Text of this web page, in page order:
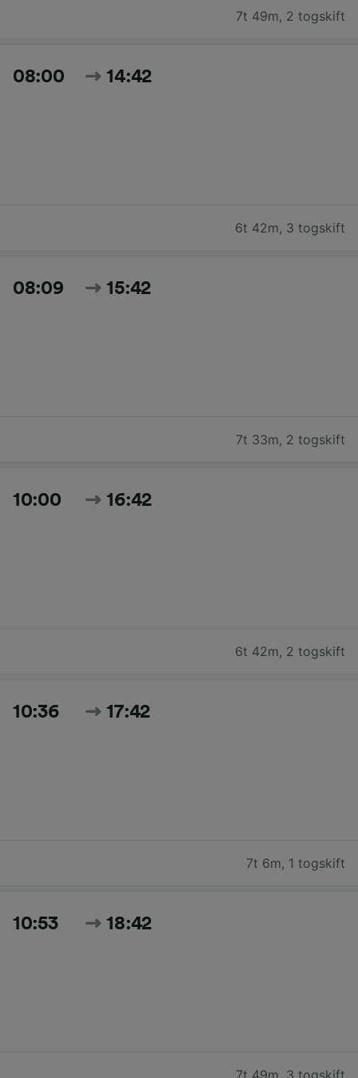
7t 49m, 2 togskift
08:00 14:42
6t 42m, 3 togskift
08:09 15:42
7t 33m, 2 togskift
10:00 16:42
6t 42m, 2 togskift
10:36 17:42
7t 6m, 1 togskift
10:53 18:42
7t 49m 3 togskift